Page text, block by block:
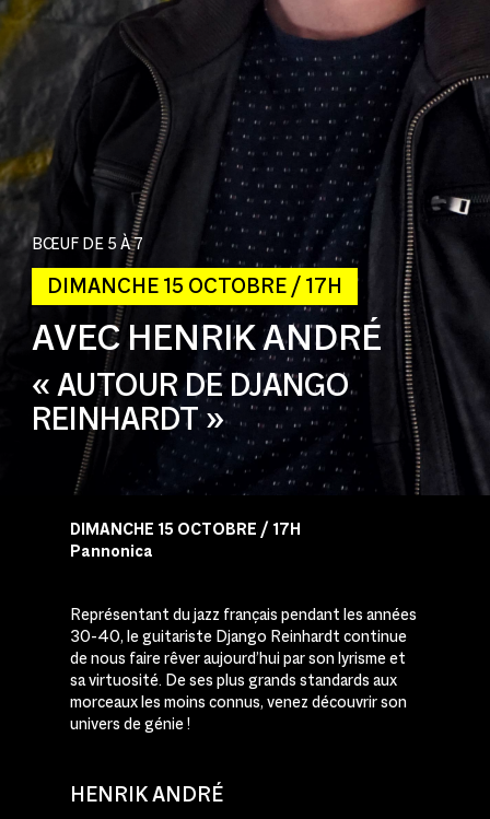
BŒUF DE 5 À 7
DIMANCHE 15 OCTOBRE / 17H
AVEC HENRIK ANDRÉ
« AUTOUR DE DJANGO
REINHARDT »
DIMANCHE 15 OCTOBRE / 17H
Pannonica
Représentant du jazz français pendant les années
30-40, le guitariste Django Reinhardt continue
de nous faire rêver aujourd’hui par son lyrisme et
sa virtuosité. De ses plus grands standards aux
morceaux les moins connus, venez découvrir son
univers de génie !
HENRIK ANDRÉ